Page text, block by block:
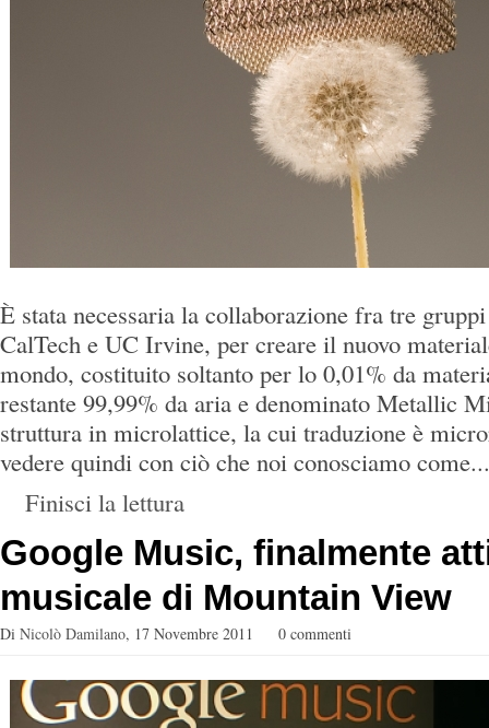
È stata necessaria la collaborazione fra tre
CalTech e UC Irvine, per creare il nuovo
mondo, costituito soltanto per lo 0,01% da
restante 99,99% da aria e denominato Metallic
struttura in microlattice, la cui traduzione è
vedere quindi con ciò che noi conosciamo come...
Finisci la lettura
Google Music, finalmente
musicale di Mountain View
Di Nicolò Damilano, 17 Novembre 2011 0 commenti